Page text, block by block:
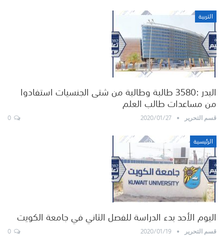
التربية
البدر :3580 طالبة وطالبة من شتى الجنسيات استفادوا
من مساعدات طالب العلم
قسم التحرير 2020/01/27
الرئيسية
اليوم الأحد بدء الدراسة للفصل الثاني في جامعة الكويت
قسم التحرير 2020/01/19